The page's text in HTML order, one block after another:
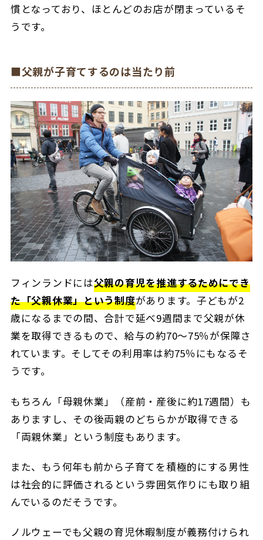
慣となっており、ほとんどのお店が閉まっているそ
うです。
■父親が子育てするのは当たり前
フィンランドには父親の育児を推進するためにでき
た「父親休業」という制度があります。子どもが2
歳になるまでの間、合計で延べ9週間まで父親が休
業を取得できるもので、給与の約70～75％が保障さ
れています。そしてその利用率は約75％にもなるそ
うです。
もちろん「母親休業」（産前・産後に約17週間）も
ありますし、その後両親のどちらかが取得できる
「両親休業」という制度もあります。
また、もう何年も前から子育てを積極的にする男性
は社会的に評価されるという雰囲気作りにも取り組
んでいるのだそうです。
ノルウェーでも父親の育児休暇制度が義務付けられ